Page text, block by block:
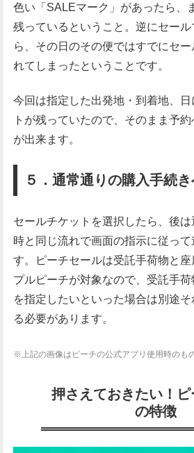
色い「SALEマーク」があったら、
残っているということ。逆にセー
ら、その日のその便ではすでにセ
れてしまったということです。
今回は指定した出発地・到着地、
トが残っていたので、そのまま予
が出来ます。
５．通常通りの購入手続
セールチケットを選択したら、後
時と同じ流れで画面の指示に従っ
す。ピーチセールは受託手荷物と
プルピーチが対象なので、受託手
を指定したいといった場合は別途
る必要があります。
※上記の画像はピーチの公式アプリ使用時のもの
押さえておきたい！
の特徴